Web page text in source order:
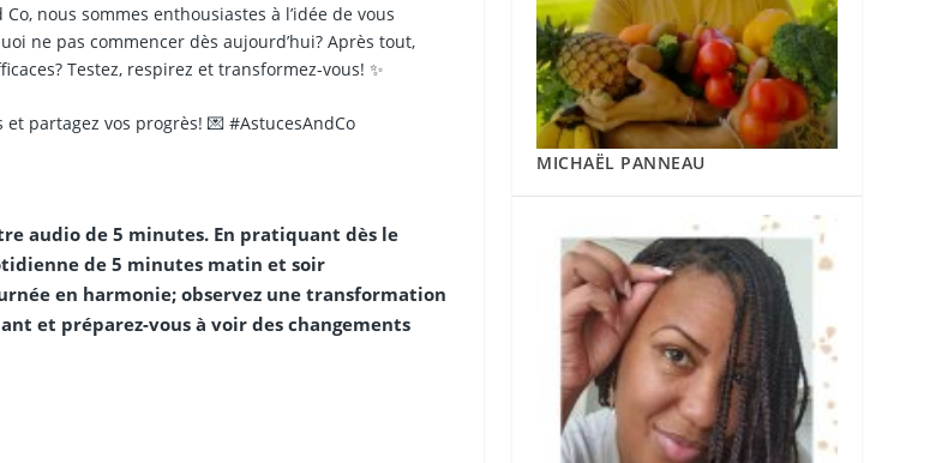
nous sommes enthousiastes à l’idée de vous
ne pas commencer dès aujourd’hui? Après tout,
Testez, respirez et transformez-vous! ✨
partagez vos progrès! 💌 #AstucesAndCo
audio de 5 minutes. En pratiquant dès le
de 5 minutes matin et soir
en harmonie; observez une transformation
et préparez-vous à voir des changements
MICHAËL PANNEAU